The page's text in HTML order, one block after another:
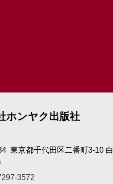
ホンヤク出版社
東京都千代田区二番町3-10 白
3572